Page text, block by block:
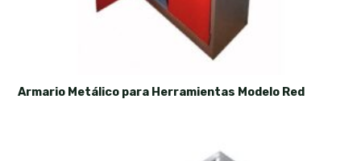
Armario Metálico para Herramientas Modelo Red